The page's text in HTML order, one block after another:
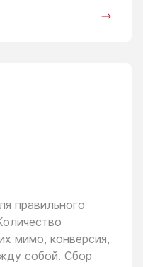
правильного
мимо, конверсия,
собой. Сбор